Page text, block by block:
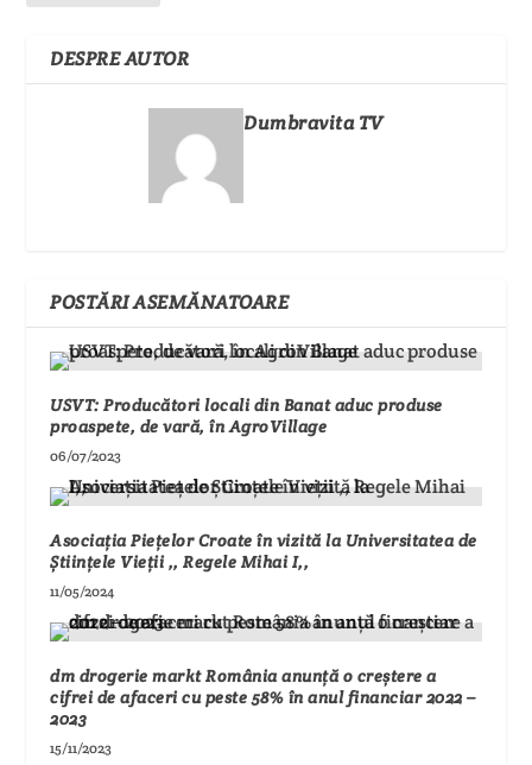
DESPRE AUTOR
Dumbravita TV
POSTĂRI ASEMĂNATOARE
USVT: Producători locali din Banat aduc produse
proaspete, de vară, în AgroVillage
06/07/2023
Asociația Piețelor Croate în vizită la Universitatea de
Științele Vieții ,, Regele Mihai I,,
11/05/2024
dm drogerie markt România anunță o creștere a
cifrei de afaceri cu peste 58% în anul financiar 2022 –
2023
15/11/2023